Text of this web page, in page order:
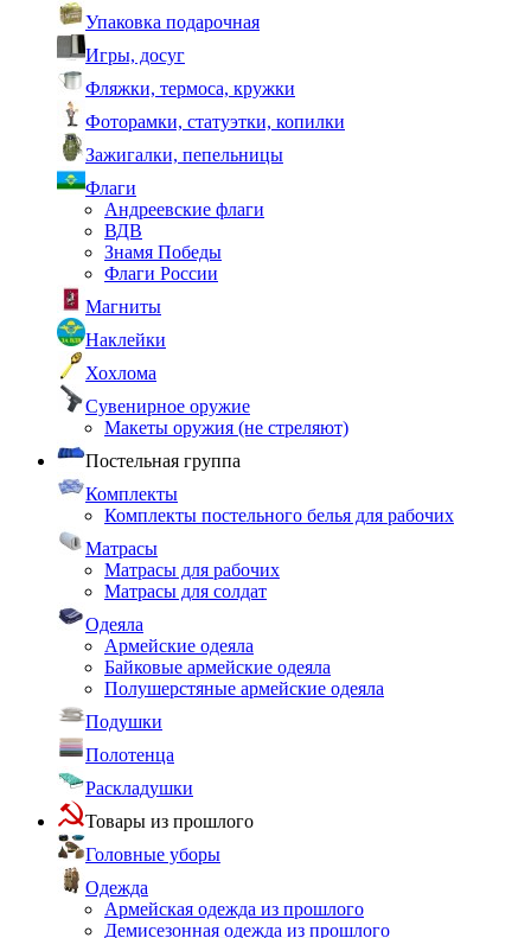
Упаковка подарочная
Игры, досуг
Фляжки, термоса, кружки
Фоторамки, статуэтки, копилки
Зажигалки, пепельницы
Флаги
Андреевские флаги
ВДВ
Знамя Победы
Флаги России
Магниты
Наклейки
Хохлома
Сувенирное оружие
Макеты оружия (не стреляют)
Постельная группа
Комплекты
Комплекты постельного белья для рабочих
Матрасы
Матрасы для рабочих
Матрасы для солдат
Одеяла
Армейские одеяла
Байковые армейские одеяла
Полушерстяные армейские одеяла
Подушки
Полотенца
Раскладушки
Товары из прошлого
Головные уборы
Одежда
Армейская одежда из прошлого
Демисезонная одежда из прошлого